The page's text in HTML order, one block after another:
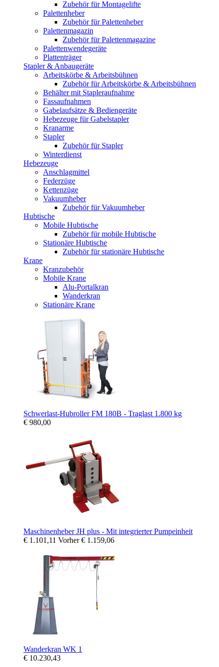
Zubehör für Montagelifte
Palettenheber
Zubehör für Palettenheber
Palettenmagazin
Zubehör für Palettenmagazine
Palettenwendegeräte
Plattenträger
Stapler & Anbaugeräte
Arbeitskörbe & Arbeitsbühnen
Zubehör für Arbeitskörbe & Arbeitsbühnen
Behälter mit Stapleraufnahme
Fassaufnahmen
Gabelaufsätze & Bediengeräte
Hebezeuge für Gabelstapler
Kranarme
Stapler
Zubehör für Stapler
Winterdienst
Hebezeuge
Anschlagmittel
Federzüge
Kettenzüge
Vakuumheber
Zubehör für Vakuumheber
Hubtische
Mobile Hubtische
Zubehör für mobile Hubtische
Stationäre Hubtische
Zubehör für stationäre Hubtische
Krane
Kranzubehör
Mobile Krane
Alu-Portalkran
Wanderkran
Stationäre Krane
Schwerlast-Hubroller FM 180B - Traglast 1.800 kg
€ 980,00
Maschinenheber JH plus - Mit integrierter Pumpeinheit
€ 1.101,11 Vorher€ 1.159,06
Wanderkran WK 1
€ 10.230,43